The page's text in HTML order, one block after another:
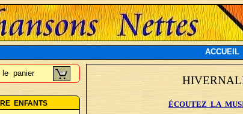
ACCUEIL
panier
ENFANTS
ÉCOUTEZ LA